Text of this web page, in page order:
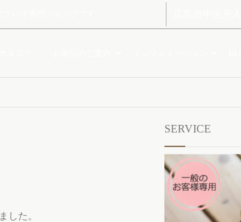
した。
SERVICE